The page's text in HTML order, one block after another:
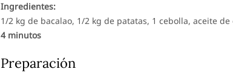
Ingredientes:
1/2 kg de bacalao, 1/2 kg de patatas, 1 cebolla, aceite
4 minutos
Preparación